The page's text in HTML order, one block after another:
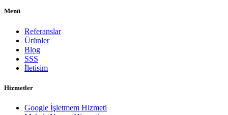
Menü
Referanslar
Ürünler
Blog
SSS
İletisim
Hizmetler
Google İşletmem Hizmeti